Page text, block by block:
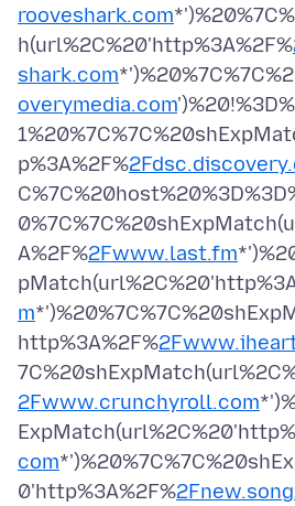
rooveshark.com
h(url%2C%20'http%3A%2F%
shark.com
overymedia.com
p%3A%2F%
A%2F%2Fwww.last.fm
m
http%3A%2F%
2Fwww.crunchyroll.com
com
0'http%3A%2F%